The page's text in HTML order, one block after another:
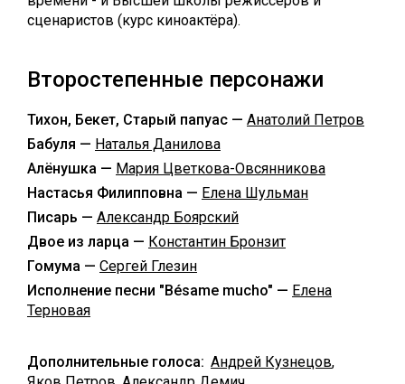
сценаристов (курс киноактёра).
Второстепенные персонажи
Тихон, Бекет, Старый папуас — Анатолий Петров
Бабуля — Наталья Данилова
Алёнушка — Мария Цветкова-Овсянникова
Настасья Филипповна — Елена Шульман
Писарь — Александр Боярский
Двое из ларца — Константин Бронзит
Гомума — Сергей Глезин
Исполнение песни "Bésame mucho" — Елена
Терновая
Дополнительные голоса: Андрей Кузнецов,